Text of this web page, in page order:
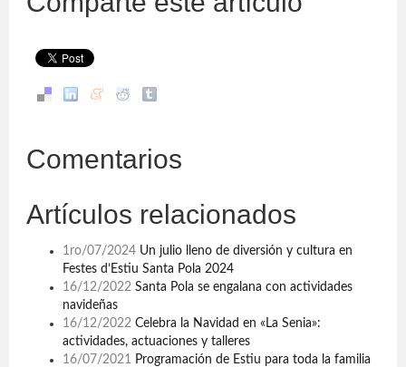
Comentarios
Artículos relacionados
1ro/07/2024 Un julio lleno de diversión y cultura en
Festes d’Estiu Santa Pola 2024
16/12/2022 Santa Pola se engalana con actividades
navideñas
16/12/2022 Celebra la Navidad en «La Senia»:
actividades, actuaciones y talleres
16/07/2021 Programación de Estiu para toda la familia